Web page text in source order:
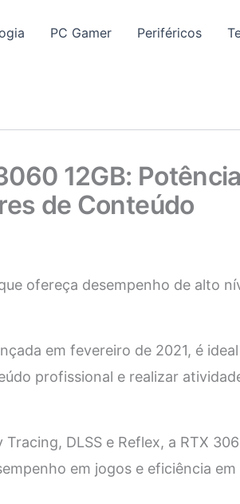
PC Gamer Periféricos
12GB:
de Conteúdo
ofereça desempenho de alto
em fevereiro de 2021, é
profissional e realizar
DLSS e Reflex, a RTX
em jogos e eficiência